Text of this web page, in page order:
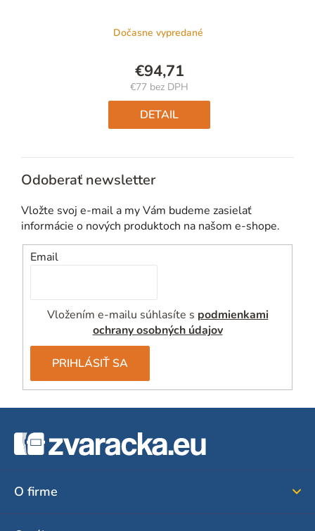
Dočasne vypredané
€94,71
€77 bez DPH
Jednotková
cena:
DETAIL
Odoberať newsletter
Vložte svoj e-mail a my Vám budeme zasielať
informácie o nových produktoch na našom e-shope.
Email
Vložením e-mailu súhlasíte s podmienkami
ochrany osobných údajov
PRIHLÁSIŤ SA
O firme